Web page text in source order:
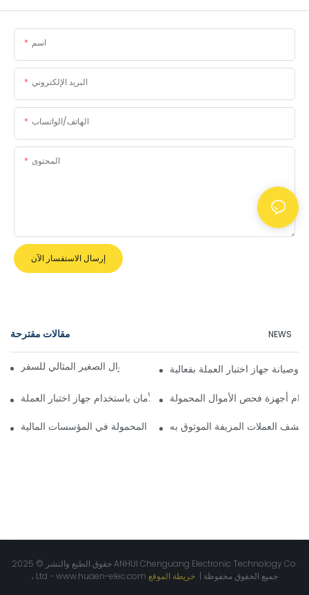
اسم
البريد الإلكتروني
الهاتف/الواتساب
المحتوى
إرسال الاستفسار الآن
مقالات مقترحة NEWS
دليل اختيار جهاز كشف الأموال الصغير المثالي للسفروصيانة جهاز اختبار العملة بفعالية
تعزيز الأمان باستخدام جهاز اختبار العملةأجهزة فحص الأموال المحمولة
الفرق في تطبيقات أجهزة كشف الأموال المحمولة في المؤسسات المالية
كشف العملات المزيفة الموثوق به
حقوق الطبع والنشر © 2025 ANHUI Chenguang Electronic Technology Co.
، Ltd - www.huaen-elec.com جميع الحقوق محفوظة | خريطة الموقع